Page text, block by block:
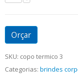
Orçar
SKU: copo termico 3
Categorias: brindes